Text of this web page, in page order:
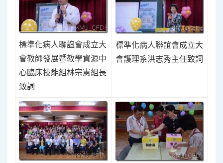
標準化病人聯誼會成立大
會教師發展暨教學資源中
心臨床技能組林宗憲組長
致詞
標準化病人聯誼會成立大
會護理系洪志秀主任致詞